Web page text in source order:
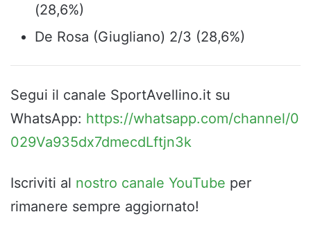
(28,6%)
De Rosa (Giugliano) 2/3 (28,6%)
Segui il canale SportAvellino.it su
WhatsApp: https://whatsapp.com/channel/0
029Va935dx7dmecdLftjn3k
Iscriviti al nostro canale YouTube per
rimanere sempre aggiornato!